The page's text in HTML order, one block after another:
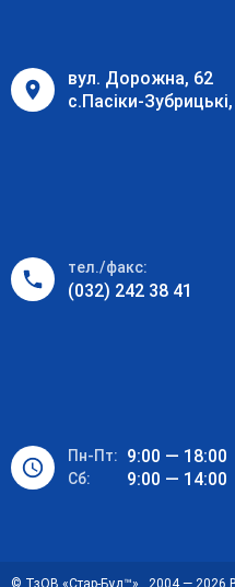
вул. Дорожна, 62
с.Пасіки-
тел./факс:
(032) 242 38 41
Пн-Пт: 9:00 — 18:00
Cб: 9:00 — 14:00
© ТзОВ «Стар-Буд™» . 2004 — 2026